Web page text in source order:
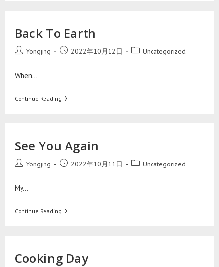
Back To Earth
Yongjing 2022年10月12日 Uncategorized
When…
Continue Reading
See You Again
Yongjing 2022年10月11日 Uncategorized
My…
Continue Reading
Cooking Day